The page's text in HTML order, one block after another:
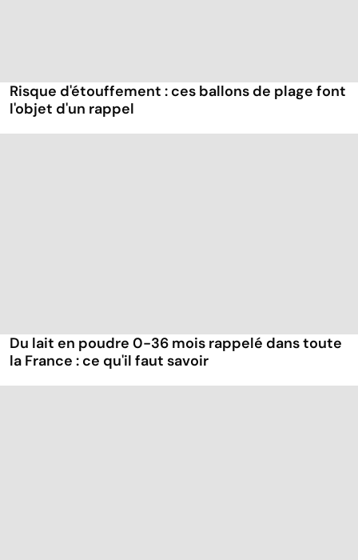
Risque d'étouffement : ces ballons de plage font
l'objet d'un rappel
Du lait en poudre 0-36 mois rappelé dans toute
la France : ce qu'il faut savoir